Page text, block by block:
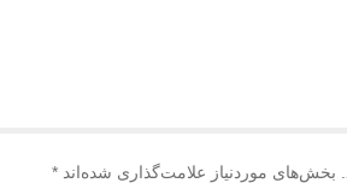
بخش‌های موردنیاز علامت‌گذاری شده‌اند *